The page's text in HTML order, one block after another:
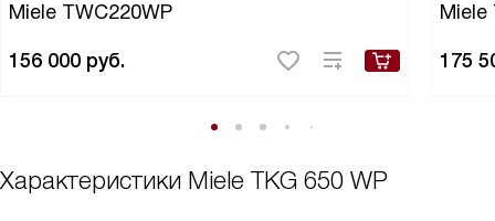
Miele TWC220WP
156 000 руб.
Miele
175
Характеристики Miele TKG 650 WP